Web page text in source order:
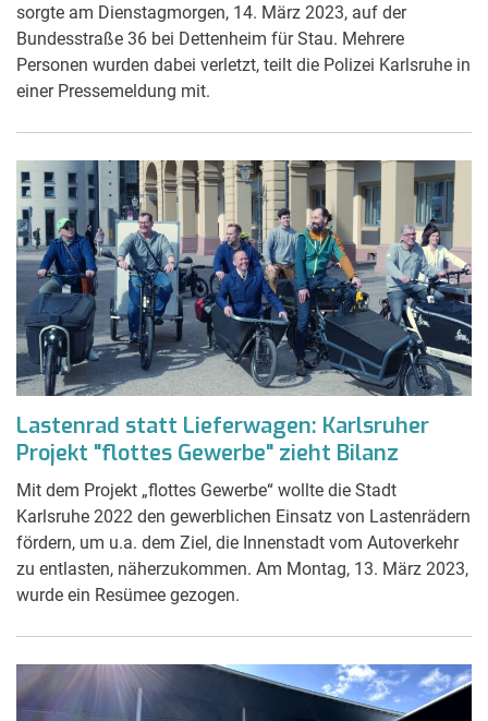
sorgte am Dienstagmorgen, 14. März 2023, auf der
Bundesstraße 36 bei Dettenheim für Stau. Mehrere
Personen wurden dabei verletzt, teilt die Polizei Karlsruhe in
einer Pressemeldung mit.
Lastenrad statt Lieferwagen: Karlsruher
Projekt "flottes Gewerbe" zieht Bilanz
Mit dem Projekt „flottes Gewerbe“ wollte die Stadt
Karlsruhe 2022 den gewerblichen Einsatz von Lastenrädern
fördern, um u.a. dem Ziel, die Innenstadt vom Autoverkehr
zu entlasten, näherzukommen. Am Montag, 13. März 2023,
wurde ein Resümee gezogen.